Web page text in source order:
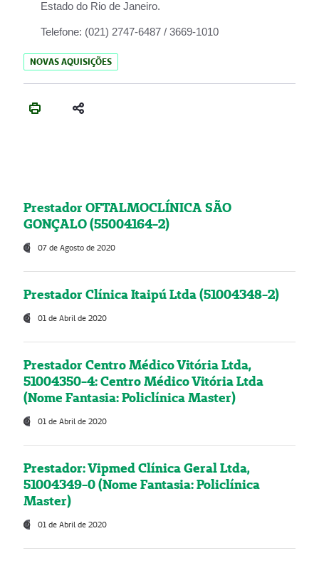
Estado do Rio de Janeiro.
Telefone: (021) 2747-6487 / 3669-1010
NOVAS AQUISIÇÕES
Prestador OFTALMOCLÍNICA SÃO
GONÇALO (55004164-2)
07 de Agosto de 2020
Prestador Clínica Itaipú Ltda (51004348-2)
01 de Abril de 2020
Prestador Centro Médico Vitória Ltda,
51004350-4: Centro Médico Vitória Ltda
(Nome Fantasia: Policlínica Master)
01 de Abril de 2020
Prestador: Vipmed Clínica Geral Ltda,
51004349-0 (Nome Fantasia: Policlínica
Master)
01 de Abril de 2020